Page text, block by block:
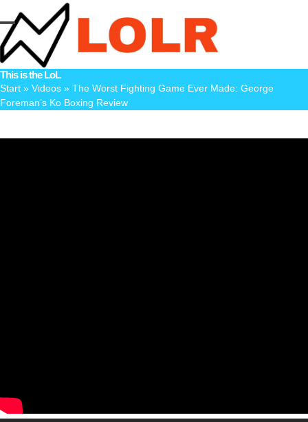
to
content
Open
mobile
menu
Close
mobile
menu
This is the LoL
Start » Videos » The Worst Fighting Game Ever Made: George
Foreman’s Ko Boxing Review